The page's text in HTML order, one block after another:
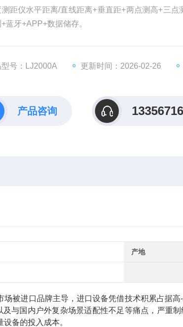
距仪水平距离/直线距离+垂直距+两点测高+三
蓝牙+APP+数据储存。
型号：LJ2000A 更新时间：2026-02-26
产品咨询
产地
场被进口品牌主导，进口设备凭借技术积累占据
与国内户外复杂场景适配性不足等痛点，严重
备的投入成本。